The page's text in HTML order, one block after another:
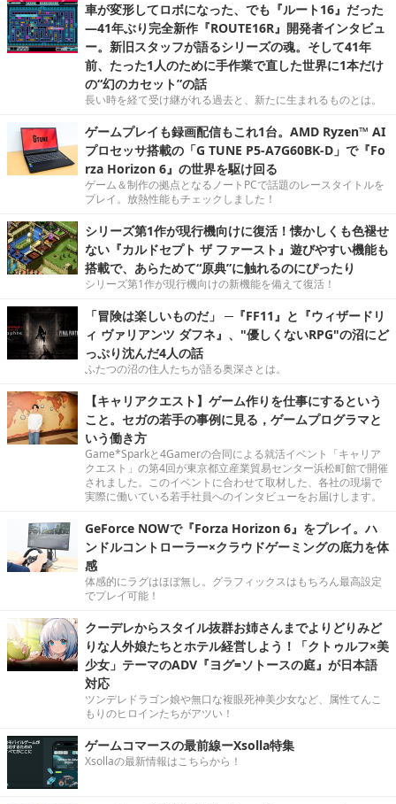
車が変形してロボになった、でも『ルート16』だった
―41年ぶり完全新作『ROUTE16R』開発者インタビュ
ー。新旧スタッフが語るシリーズの魂。そして41年
前、たった1人のために手作業で直した世界に1本だけ
の“幻のカセット”の話
長い時を経て受け継がれる過去と、新たに生まれるものとは。
ゲームプレイも録画配信もこれ1台。AMD Ryzen™ AI
プロセッサ搭載の「G TUNE P5-A7G60BK-D」で『Fo
rza Horizon 6』の世界を駆け回る
ゲーム＆制作の拠点となるノートPCで話題のレースタイトルを
プレイ。放熱性能もチェックしました！
シリーズ第1作が現行機向けに復活！懐かしくも色褪せ
ない『カルドセプト ザ ファースト』遊びやすい機能も
搭載で、あらためて“原典”に触れるのにぴったり
シリーズ第1作が現行機向けの新機能を備えて復活！
「冒険は楽しいものだ」 ─『FF11』と『ウィザードリ
ィ ヴァリアンツ ダフネ』、"優しくないRPG"の沼にど
っぷり沈んだ4人の話
ふたつの沼の住人たちが語る奥深さとは。
【キャリアクエスト】ゲーム作りを仕事にするという
こと。セガの若手の事例に見る，ゲームプログラマと
いう働き方
Game*Sparkと4Gamerの合同による就活イベント「キャリア
クエスト」の第4回が東京都立産業貿易センター浜松町館で開催
されました。このイベントに合わせて取材した、各社の現場で
実際に働いている若手社員へのインタビューをお届けします。
GeForce NOWで『Forza Horizon 6』をプレイ。ハ
ンドルコントローラー×クラウドゲーミングの底力を体
感
体感的にラグはほぼ無し。グラフィックスはもちろん最高設定
でプレイ可能！
クーデレからスタイル抜群お姉さんまでよりどりみど
りな人外娘たちとホテル経営しよう！「クトゥルフ×美
少女」テーマのADV『ヨグ=ソトースの庭』が日本語
対応
ツンデレドラゴン娘や無口な複眼死神美少女など、属性てんこ
もりのヒロインたちがアツい！
ゲームコマースの最前線ーXsolla特集
Xsollaの最新情報はこちらから！